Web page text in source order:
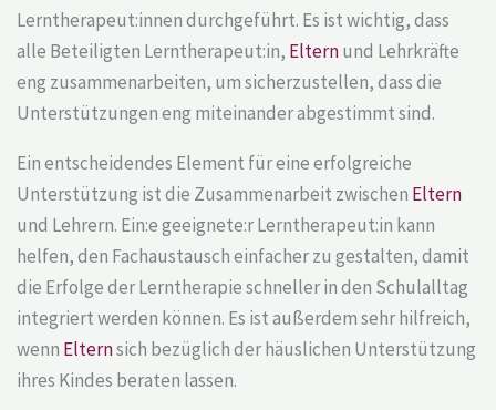
Lerntherapeut:innen durchgeführt. Es ist wichtig, dass
alle Beteiligten Lerntherapeut:in, Elternund Lehrkräfte
eng zusammenarbeiten, um sicherzustellen, dass die
Unterstützungen eng miteinander abgestimmt sind.
Ein entscheidendes Element für eine erfolgreiche
Unterstützung ist die Zusammenarbeit zwischen Eltern
und Lehrern. Ein:e geeignete:r Lerntherapeut:in kann
helfen, den Fachaustausch einfacher zu gestalten, damit
die Erfolge der Lerntherapie schneller in den Schulalltag
integriert werden können. Es ist außerdem sehr hilfreich,
wenn Elternsich bezüglich der häuslichen Unterstützung
ihres Kindes beraten lassen.